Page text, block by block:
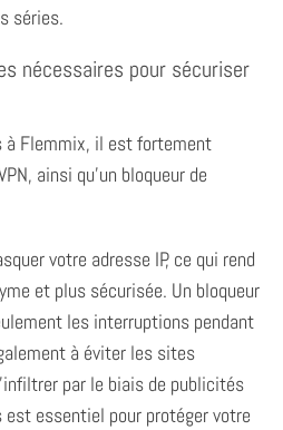
séries.
nécessaires pour sécuriser
à Flemmix, il est fortement
ainsi qu’un bloqueur de
votre adresse IP, ce qui rend
et plus sécurisée. Un bloqueur
les interruptions pendant
à éviter les sites
par le biais de publicités
essentiel pour protéger votre